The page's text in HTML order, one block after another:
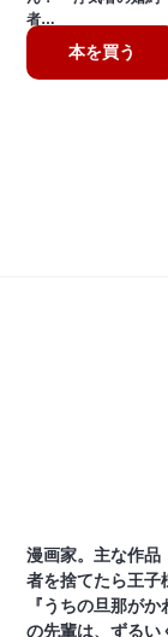
者…
本を買う
漫画家。主な作品
者を捨てたら王子
『うちの旦那が
の先輩は、ずるい